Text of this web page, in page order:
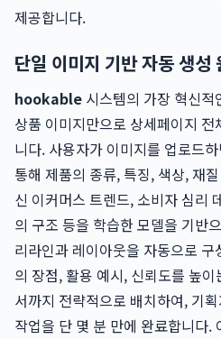
제공합니다.
단일 이미지 기반 자동 생성
hookable 시스템의 가장 혁신적
상품 이미지만으로 상세페이지
니다. 사용자가 이미지를 업로드
통해 제품의 종류, 특징, 색상, 재
신 이커머스 트렌드, 소비자 심리
의 구조 등을 학습한 모델을 기반
리라인과 레이아웃을 자동으로
의 장점, 활용 예시, 신뢰도를 높
서까지 전략적으로 배치하여, 기
작업을 단 몇 분 만에 완료합니다.